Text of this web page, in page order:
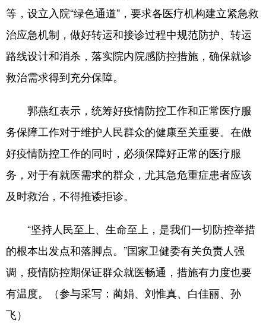
等，设立入院“绿色通道”，要求各医疗机构建立紧急救
治应急机制，做好转运和接诊过程中规范防护、转运
路线设计和消杀，落实院内院感防控措施，确保就诊
救治需求得到充分保障。
郭燕红表示，统筹好疫情防控工作和正常医疗服
务保障工作对于维护人民群众的健康至关重要。在做
好疫情防控工作的同时，必须保障好正常的医疗服
务，对于有就医需求的群众，尤其急危重症患者应该
及时救治，不得推诿拒诊。
“坚持人民至上、生命至上，是我们一切防控举措
的根本出发点和落脚点。”国家卫健委有关负责人强
调，疫情防控期保证群众就医畅通，措施有力度也要
有温度。（参与采写：蔺娟、刘惟真、白佳丽、孙
飞）